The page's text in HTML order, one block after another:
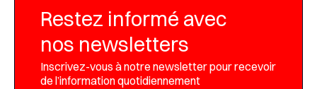
Restez informé avec
nos newsletters
Inscrivez-vous à notre newsletter pour recevoir
de l’information quotidiennement